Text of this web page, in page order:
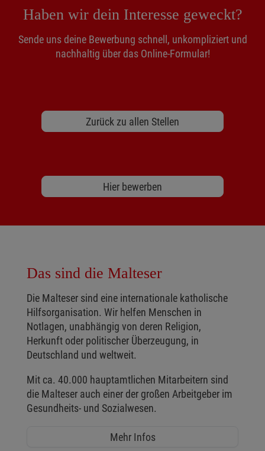
Haben wir dein Interesse geweckt?
Sende uns deine Bewerbung schnell, unkompliziert und
nachhaltig über das Online-Formular!
Zurück zu allen Stellen
Hier bewerben
Das sind die Malteser
Die Malteser sind eine internationale katholische
Hilfsorganisation. Wir helfen Menschen in
Notlagen, unabhängig von deren Religion,
Herkunft oder politischer Überzeugung, in
Deutschland und weltweit.
Mit ca. 40.000 hauptamtlichen Mitarbeitern sind
die Malteser auch einer der großen Arbeitgeber im
Gesundheits- und Sozialwesen.
Mehr Infos